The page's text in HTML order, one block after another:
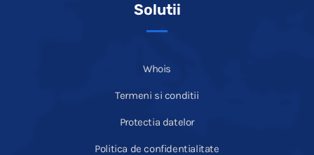
Solutii
Whois
Termeni si conditii
Protectia datelor
Politica de confidentialitate